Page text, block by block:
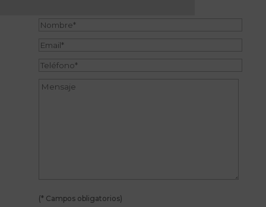
(* Campos obligatorios)